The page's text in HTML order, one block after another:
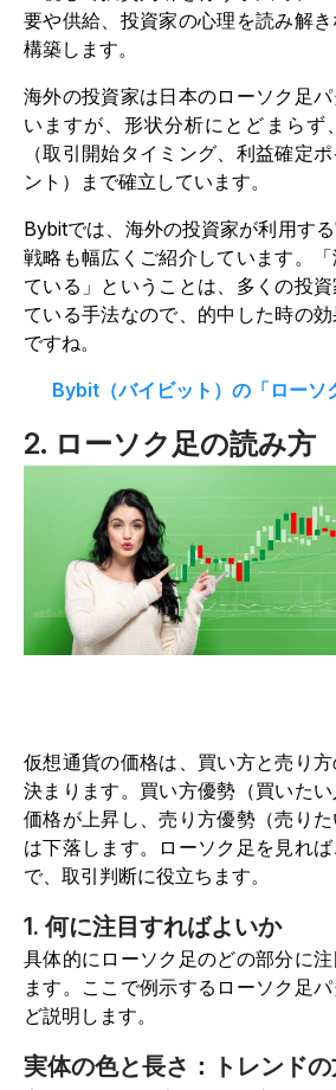
要や供給、投資家の心理を読み解
構築します。
海外の投資家は日本のローソク足
いますが、形状分析にとどまらず
（取引開始タイミング、利益確定
ント）まで確立しています。
Bybitでは、海外の投資家が利用す
戦略も幅広くご紹介しています。
ている」ということは、多くの投
ている手法なので、的中した時の
ですね。
Bybit（バイビット）の「ローソ
2. ローソク足の読み方
仮想通貨の価格は、買い方と売り
決まります。買い方優勢（買いた
価格が上昇し、売り方優勢（売り
は下落します。ローソク足を見れ
で、取引判断に役立ちます。
1. 何に注目すればよいか
具体的にローソク足のどの部分に
ます。ここで例示するローソク足
ど説明します。
実体の色と長さ：トレンド